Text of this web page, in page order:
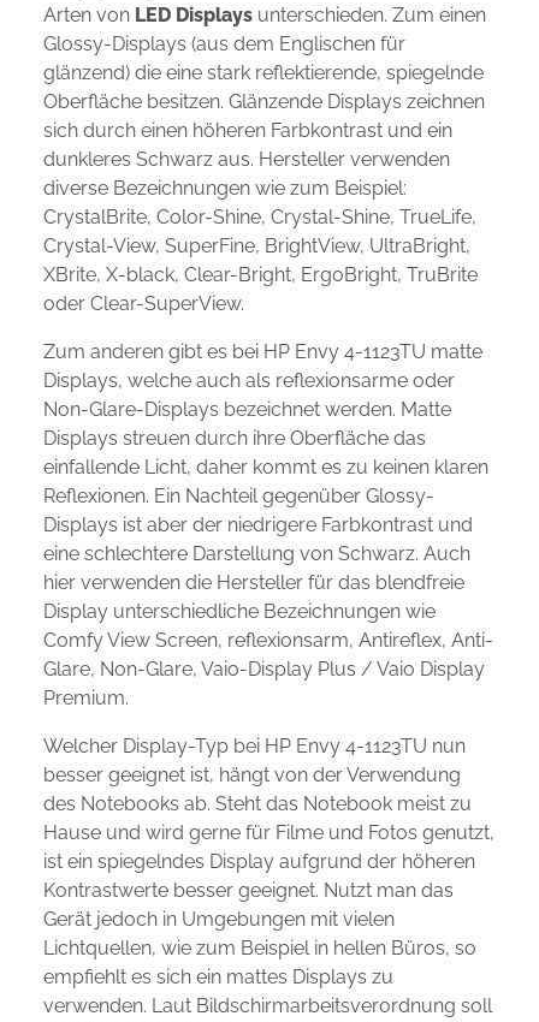
Arten von LED Displays unterschieden. Zum einen
Glossy-Displays (aus dem Englischen für
glänzend) die eine stark reflektierende, spiegelnde
Oberfläche besitzen. Glänzende Displays zeichnen
sich durch einen höheren Farbkontrast und ein
dunkleres Schwarz aus. Hersteller verwenden
diverse Bezeichnungen wie zum Beispiel:
CrystalBrite, Color-Shine, Crystal-Shine, TrueLife,
Crystal-View, SuperFine, BrightView, UltraBright,
XBrite, X-black, Clear-Bright, ErgoBright, TruBrite
oder Clear-SuperView.
Zum anderen gibt es bei HP Envy 4-1123TU matte
Displays, welche auch als reflexionsarme oder
Non-Glare-Displays bezeichnet werden. Matte
Displays streuen durch ihre Oberfläche das
einfallende Licht, daher kommt es zu keinen klaren
Reflexionen. Ein Nachteil gegenüber Glossy-
Displays ist aber der niedrigere Farbkontrast und
eine schlechtere Darstellung von Schwarz. Auch
hier verwenden die Hersteller für das blendfreie
Display unterschiedliche Bezeichnungen wie
Comfy View Screen, reflexionsarm, Antireflex, Anti-
Glare, Non-Glare, Vaio-Display Plus / Vaio Display
Premium.
Welcher Display-Typ bei HP Envy 4-1123TU nun
besser geeignet ist, hängt von der Verwendung
des Notebooks ab. Steht das Notebook meist zu
Hause und wird gerne für Filme und Fotos genutzt,
ist ein spiegelndes Display aufgrund der höheren
Kontrastwerte besser geeignet. Nutzt man das
Gerät jedoch in Umgebungen mit vielen
Lichtquellen, wie zum Beispiel in hellen Büros, so
empfiehlt es sich ein mattes Displays zu
verwenden. Laut Bildschirmarbeitsverordnung soll